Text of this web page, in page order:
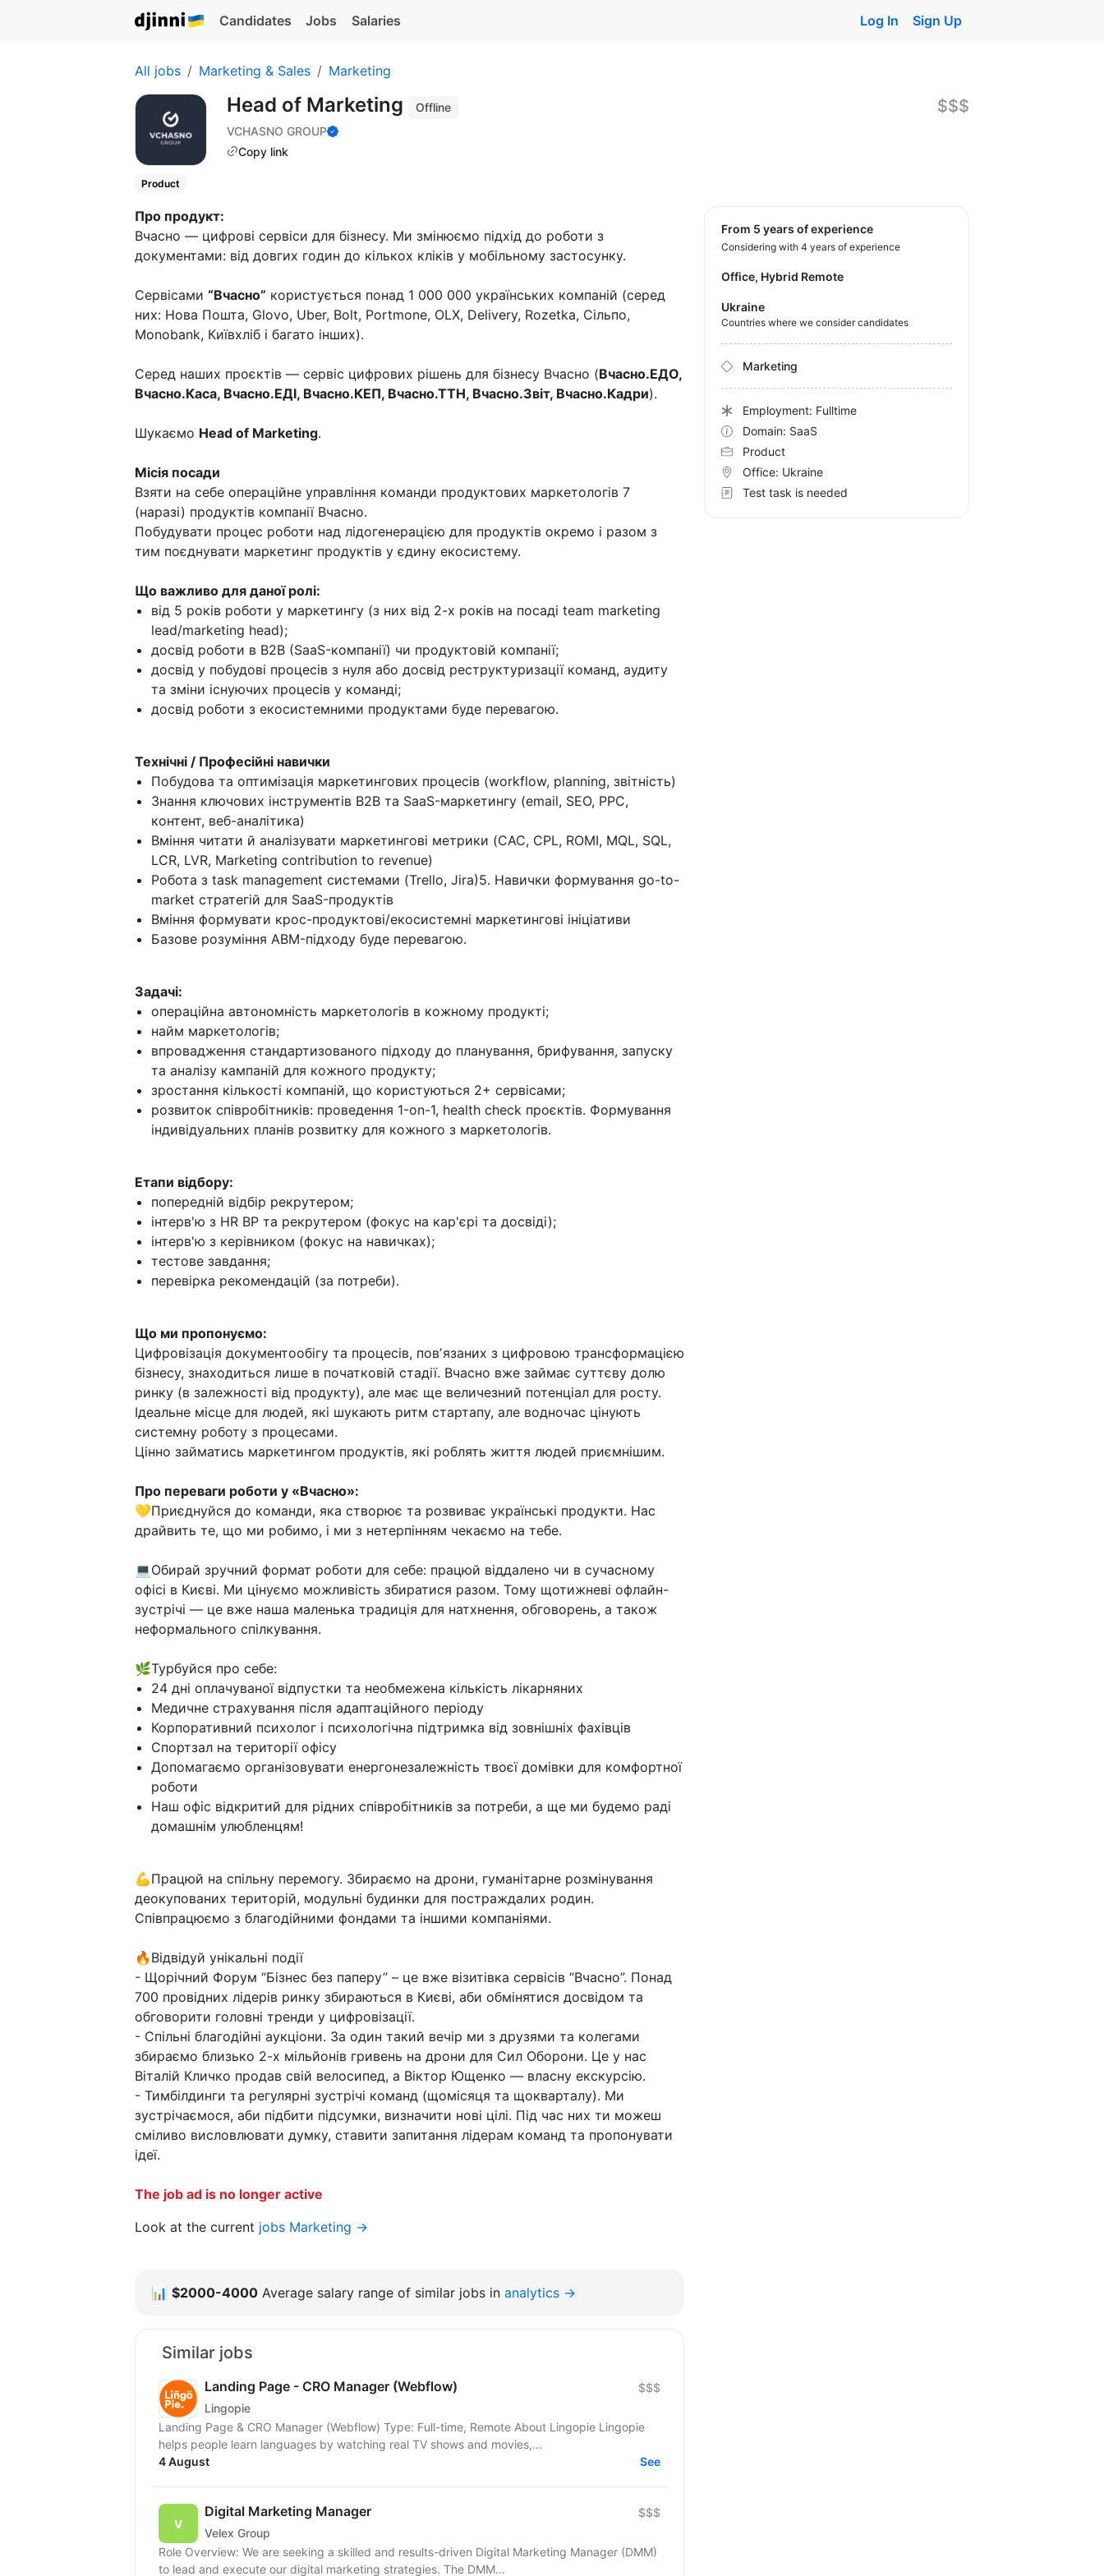
Candidates Jobs Salaries Log In Sign Up
All jobs Marketing & Sales Marketing
Head of Marketing
Offline
VCHASNO GROUP
Copy link
$$$
Product
Про продукт:
Вчасно — цифрові сервіси для бізнесу. Ми змінюємо підхід до роботи з
документами: від довгих годин до кількох кліків у мобільному застосунку.
Сервісами “Вчасно” користується понад 1 000 000 українських компаній (серед
них: Нова Пошта, Glovo, Uber, Bolt, Portmone, OLX, Delivery, Rozetka, Сільпо,
Monobank, Київхліб і багато інших).
Серед наших проєктів — сервіс цифрових рішень для бізнесу Вчасно (Вчасно.ЕДО,
Вчасно.Каса, Вчасно.ЕДІ, Вчасно.КЕП, Вчасно.ТТН, Вчасно.Звіт, Вчасно.Кадри).
Шукаємо Head of Marketing.
Місія посади
Взяти на себе операційне управління команди продуктових маркетологів 7
(наразі) продуктів компанії Вчасно.
Побудувати процес роботи над лідогенерацією для продуктів окремо і разом з
тим поєднувати маркетинг продуктів у єдину екосистему.
Що важливо для даної ролі:
від 5 років роботи у маркетингу (з них від 2-х років на посаді team marketing
lead/marketing head);
досвід роботи в B2B (SaaS-компанії) чи продуктовій компанії;
досвід у побудові процесів з нуля або досвід реструктуризації команд, аудиту
та зміни існуючих процесів у команді;
досвід роботи з екосистемними продуктами буде перевагою.
Технічні / Професійні навички
Побудова та оптимізація маркетингових процесів (workflow, planning, звітність)
Знання ключових інструментів B2B та SaaS-маркетингу (email, SEO, PPC,
контент, веб-аналітика)
Вміння читати й аналізувати маркетингові метрики (CAC, CPL, ROMI, MQL, SQL,
LCR, LVR, Marketing contribution to revenue)
Робота з task management системами (Trello, Jira)5. Навички формування go-to-
market стратегій для SaaS-продуктів
Вміння формувати крос-продуктові/екосистемні маркетингові ініціативи
Базове розуміння ABM-підходу буде перевагою.
Задачі:
операційна автономність маркетологів в кожному продукті;
найм маркетологів;
впровадження стандартизованого підходу до планування, брифування, запуску
та аналізу кампаній для кожного продукту;
зростання кількості компаній, що користуються 2+ сервісами;
розвиток співробітників: проведення 1-on-1, health check проєктів. Формування
індивідуальних планів розвитку для кожного з маркетологів.
Етапи відбору:
попередній відбір рекрутером;
інтерв'ю з HR BP та рекрутером (фокус на кар'єрі та досвіді);
інтерв'ю з керівником (фокус на навичках);
тестове завдання;
перевірка рекомендацій (за потреби).
Що ми пропонуємо:
Цифровізація документообігу та процесів, повʼязаних з цифровою трансформацією
бізнесу, знаходиться лише в початковій стадії. Вчасно вже займає суттєву долю
ринку (в залежності від продукту), але має ще величезний потенціал для росту.
Ідеальне місце для людей, які шукають ритм стартапу, але водночас цінують
системну роботу з процесами.
Цінно займатись маркетингом продуктів, які роблять життя людей приємнішим.
Про переваги роботи у «Вчасно»:
💛Приєднуйся до команди, яка створює та розвиває українські продукти. Нас
драйвить те, що ми робимо, і ми з нетерпінням чекаємо на тебе.
💻Обирай зручний формат роботи для себе: працюй віддалено чи в сучасному
офісі в Києві. Ми цінуємо можливість збиратися разом. Тому щотижневі офлайн-
зустрічі — це вже наша маленька традиція для натхнення, обговорень, а також
неформального спілкування.
🌿Турбуйся про себе:
24 дні оплачуваної відпустки та необмежена кількість лікарняних
Медичне страхування після адаптаційного періоду
Корпоративний психолог і психологічна підтримка від зовнішніх фахівців
Спортзал на території офісу
Допомагаємо організовувати енергонезалежність твоєї домівки для комфортної
роботи
Наш офіс відкритий для рідних співробітників за потреби, а ще ми будемо раді
домашнім улюбленцям!
💪Працюй на спільну перемогу. Збираємо на дрони, гуманітарне розмінування
деокупованих територій, модульні будинки для постраждалих родин.
Співпрацюємо з благодійними фондами та іншими компаніями.
🔥Відвідуй унікальні події
- Щорічний Форум “Бізнес без паперу” – це вже візитівка сервісів “Вчасно”. Понад
700 провідних лідерів ринку збираються в Києві, аби обмінятися досвідом та
обговорити головні тренди у цифровізації.
- Спільні благодійні аукціони. За один такий вечір ми з друзями та колегами
збираємо близько 2-х мільйонів гривень на дрони для Сил Оборони. Це у нас
Віталій Кличко продав свій велосипед, а Віктор Ющенко — власну екскурсію.
- Тимбілдинги та регулярні зустрічі команд (щомісяця та щокварталу). Ми
зустрічаємося, аби підбити підсумки, визначити нові цілі. Під час них ти можеш
сміливо висловлювати думку, ставити запитання лідерам команд та пропонувати
ідеї.
The job ad is no longer active
Look at the current jobs Marketing →
from 5 years of experience
Considering with 4 years of experience
Office, Hybrid Remote
Ukraine
Countries where we consider candidates
Marketing
Employment: Fulltime
Domain: SaaS
Product
Office: Ukraine
Test task is needed
📊 $2000-4000 Average salary range of similar jobs in analytics →
Similar jobs
Landing Page - CRO Manager (Webflow)
Lingopie
$$$
Landing Page & CRO Manager (Webflow) Type: Full-time, Remote About Lingopie Lingopie
helps people learn languages by watching real TV shows and movies,...
4 August
See
Digital Marketing Manager
Velex Group
$$$
Role Overview: We are seeking a skilled and results-driven Digital Marketing Manager (DMM)
to lead and execute our digital marketing strategies. The DMM...